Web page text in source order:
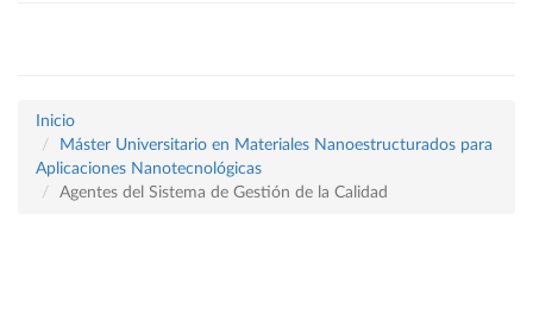
Inicio
Máster Universitario en Materiales Nanoestructurados para
Aplicaciones Nanotecnológicas
Agentes del Sistema de Gestión de la Calidad